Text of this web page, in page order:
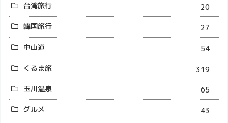
台湾旅行
20
韓国旅行
27
中山道
54
くるま旅
319
玉川温泉
65
グルメ
43